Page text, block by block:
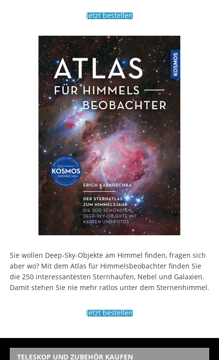
Jetzt bestellen
Sie wollen Deep-Sky-Objekte am Himmel finden, fragen sich
aber wo? Mit dem Atlas für Himmelsbeobachter finden Sie
die 250 interessantesten Sternhaufen, Nebel und Galaxien.
Damit stehen Sie nie mehr ratlos unter dem Sternenhimmel.
Jetzt bestellen
TELESKOP UND ZUBEHÖR KAUFEN